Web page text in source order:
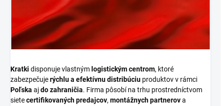
Kratki disponuje vlastným logistickým centrom, ktoré
zabezpečujerýchlu a efektívnu distribúciu produktov v rámci
Poľska ajdo zahraničia. Firma pôsobí na trhu prostredníctvom
sietecertifikovaných predajcov, montážnych partnerova